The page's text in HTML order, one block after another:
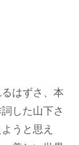
はずさ、本
した山下さ
うと思え